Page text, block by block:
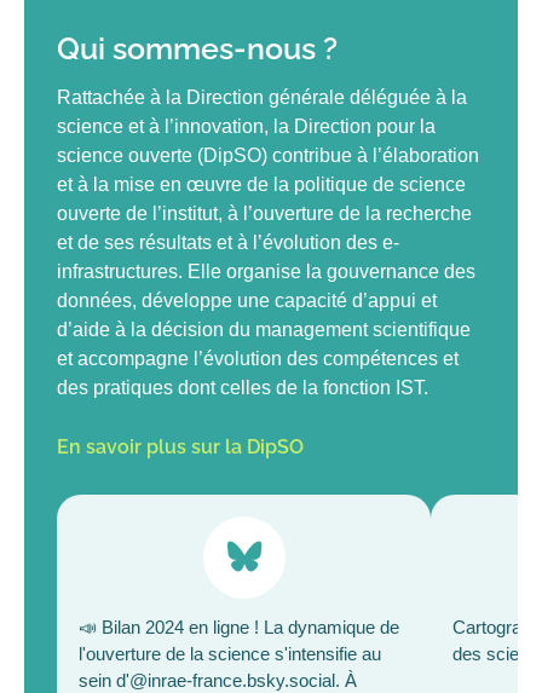
Qui sommes-nous ?
Rattachée à la Direction générale déléguée à la
science et à l’innovation, la Direction pour la
science ouverte (DipSO) contribue à l’élaboration
et à la mise en œuvre de la politique de science
ouverte de l’institut, à l’ouverture de la recherche
et de ses résultats et à l’évolution des e-
infrastructures. Elle organise la gouvernance des
données, développe une capacité d’appui et
d’aide à la décision du management scientifique
et accompagne l’évolution des compétences et
des pratiques dont celles de la fonction IST.
En savoir plus sur la DipSO
Bluesky
📣 Bilan 2024 en ligne ! La dynamique de
l'ouverture de la science s'intensifie au
sein d'@inrae-france.bsky.social. À
des